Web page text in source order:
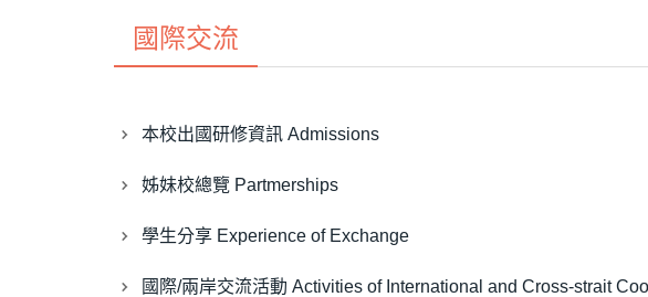
國際交流
本校出國研修資訊 Admissions
姊妹校總覽 Partmerships
學生分享 Experience of Exchange
國際/兩岸交流活動 Activities of International and Cross-strait